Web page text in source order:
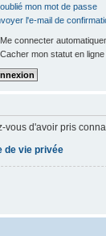
mon mot de passe
l'e-mail de
Me connecter
Cacher mon statut en
vous d'avoir pris
de vie privée